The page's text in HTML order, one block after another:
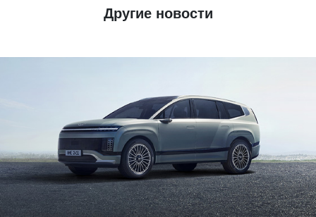
Другие новости